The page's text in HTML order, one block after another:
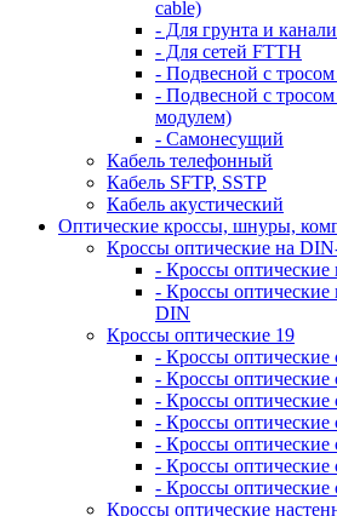
cable)
- Для грунта и
- Для сетей FTTH
- Подвесной с
- Подвесной с
модулем)
- Самонесущий
Кабель телефонный
Кабель SFTP, SSTP
Кабель акустический
Оптические кроссы, шнуры,
Кроссы оптические на
- Кроссы
- Кроссы
DIN
Кроссы оптические 19
- Кроссы оптические
- Кроссы оптические
- Кроссы оптические
- Кроссы оптические
- Кроссы оптические
- Кроссы оптические
- Кроссы оптические
Кроссы оптические